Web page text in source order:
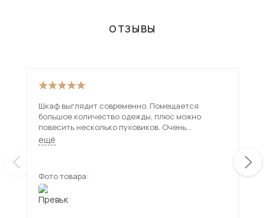
ОТЗЫВЫ
Шкаф выглядит современно. Помещается
большое количество одежды, плюс можно
повесить несколько пуховиков. Очень
понравились выдвижные маленькие ящички для
мелких предметов.
ещё
Фото товара: